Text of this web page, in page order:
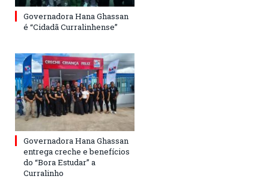
Governadora Hana Ghassan
é “Cidadã Curralinhense”
Governadora Hana Ghassan
entrega creche e benefícios
do “Bora Estudar” a
Curralinho